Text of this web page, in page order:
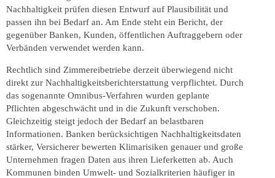
Nachhaltigkeit prüfen diesen Entwurf auf Plausibilität und
passen ihn bei Bedarf an. Am Ende steht ein Bericht, der
gegenüber Banken, Kunden, öffentlichen Auftraggebern oder
Verbänden verwendet werden kann.
Rechtlich sind Zimmereibetriebe derzeit überwiegend nicht
direkt zur Nachhaltigkeitsberichterstattung verpflichtet. Durch
das sogenannte Omnibus-Verfahren wurden geplante
Pflichten abgeschwächt und in die Zukunft verschoben.
Gleichzeitig steigt jedoch der Bedarf an belastbaren
Informationen. Banken berücksichtigen Nachhaltigkeitsdaten
stärker, Versicherer bewerten Klimarisiken genauer und große
Unternehmen fragen Daten aus ihren Lieferketten ab. Auch
Kommunen binden Umwelt- und Sozialkriterien häufiger in